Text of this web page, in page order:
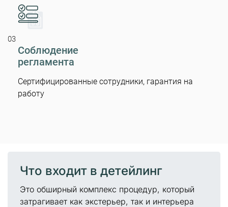
03
Соблюдение
регламента
Сертифицированные сотрудники, гарантия на
работу
Что входит в детейлинг
Это обширный комплекс процедур, который
затрагивает как экстерьер, так и интерьера